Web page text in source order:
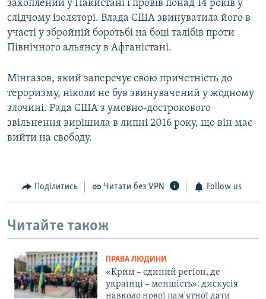
захоплений у Пакистані і провів понад 14 років у
слідчому ізоляторі. Влада США звинуватила його в
участі у збройній боротьбі на боці талібів проти
Північного альянсу в Афганістані.
Мінгазов, який заперечує свою причетність до
тероризму, ніколи не був звинувачений у жодному
злочині. Рада США з умовно-дострокового
звільнення вирішила в липні 2016 року, що він має
вийти на свободу.
Поділитись Читати без VPN Follow us
Читайте також
ПРАВА ЛЮДИНИ
«Крим – єдиний регіон, де
українці – меншість»: дискусія
навколо нової пам'ятної дати